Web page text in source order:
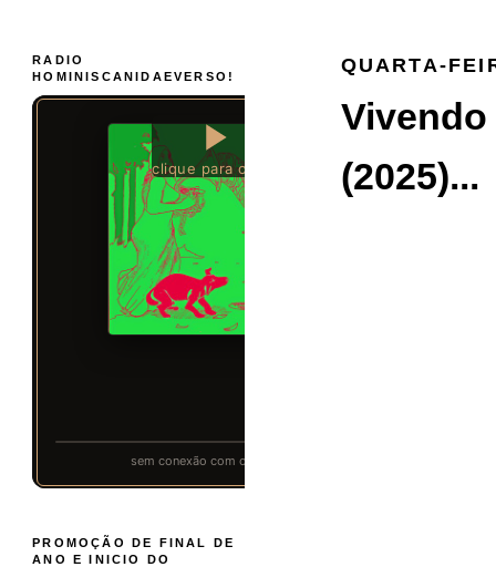
QUARTA-
Vivendo
(2025)...
RADIO
HOMINISCANIDAEVERSO!
PROMOÇÃO DE FINAL DE
ANO E INICIO DO